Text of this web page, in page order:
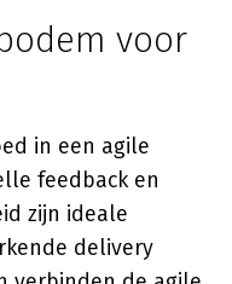
voor
in een agile
feedback en
zijn ideale
delivery